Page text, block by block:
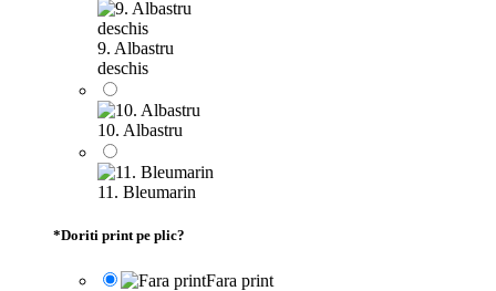
9. Albastru
deschis
10. Albastru
11. Bleumarin
*Doriti print pe plic?
Fara print